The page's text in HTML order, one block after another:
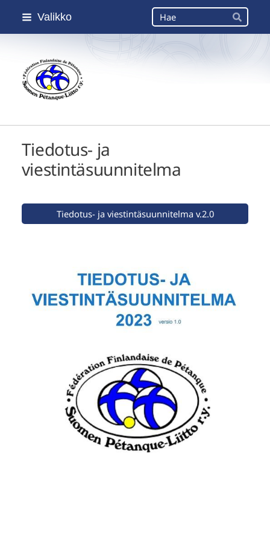
Siirry
Valikko Haku
Hae
Suomen Petanque-Liitto
Tiedotus- ja
viestintäsuunnitelma
Tiedotus- ja viestintäsuunnitelma v.2.0